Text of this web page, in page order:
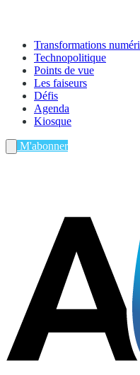
Transformations
Technopolitique
Points de vue
Les faiseurs
Défis
Agenda
Kiosque
M'abonner